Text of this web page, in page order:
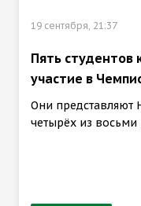
19 сентября, 21:37
Пять студентов
участие в
Они представляют
четырёх из